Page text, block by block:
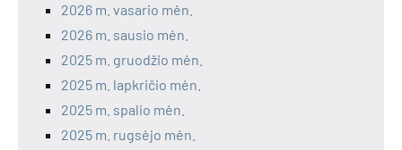
2026 m. vasario mėn.
2026 m. sausio mėn.
2025 m. gruodžio mėn.
2025 m. lapkričio mėn.
2025 m. spalio mėn.
2025 m. rugsėjo mėn.